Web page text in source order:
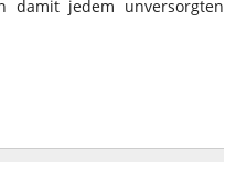
damit jedem unversorgten